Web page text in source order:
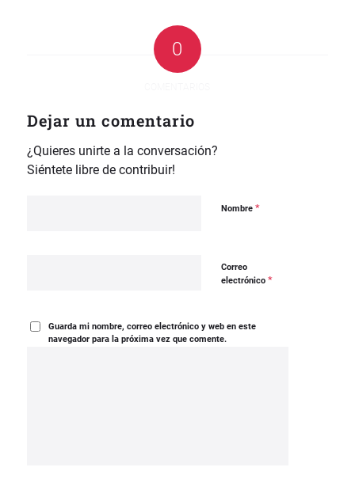
0
Dejar un comentario
¿Quieres unirte a la conversación?
Siéntete libre de contribuir!
Nombre *
Correo
electrónico *
Guarda mi nombre, correo electrónico y web en este
navegador para la próxima vez que comente.